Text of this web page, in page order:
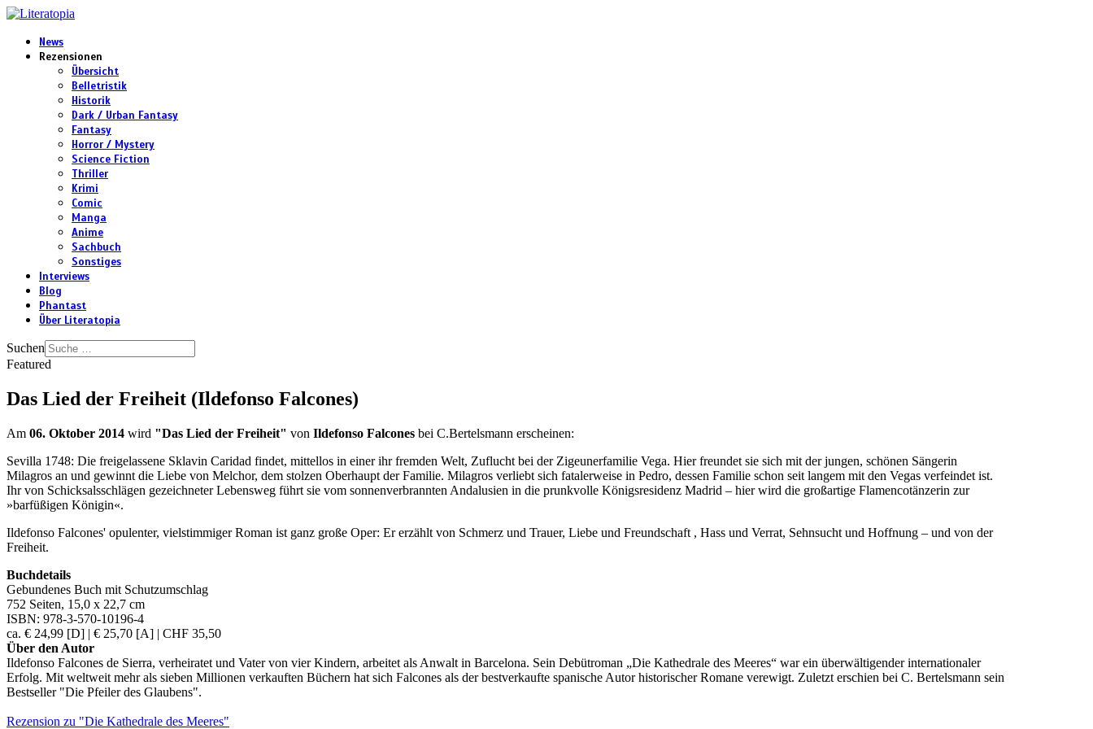
News
Rezensionen
Übersicht
Belletristik
Historik
Dark / Urban Fantasy
Fantasy
Horror / Mystery
Science Fiction
Thriller
Krimi
Comic
Manga
Anime
Sachbuch
Sonstiges
Interviews
Blog
Phantast
Über Literatopia
Suchen
Featured
Das Lied der Freiheit (Ildefonso Falcones)
Am 06. Oktober 2014 wird "Das Lied der Freiheit" von Ildefonso Falcones bei C.Bertelsmann erscheinen:
Sevilla 1748: Die freigelassene Sklavin Caridad findet, mittellos in einer ihr fremden Welt, Zuflucht bei der Zigeunerfamilie Vega. Hier freundet sie sich mit der jungen, schönen Sängerin
Milagros an und gewinnt die Liebe von Melchor, dem stolzen Oberhaupt der Familie. Milagros verliebt sich fatalerweise in Pedro, dessen Familie schon seit langem mit den Vegas verfeindet ist.
Ihr von Schicksalsschlägen gezeichneter Lebensweg führt sie vom sonnenverbrannten Andalusien in die prunkvolle Königsresidenz Madrid – hier wird die großartige Flamencotänzerin zur
»barfüßigen Königin«.
Ildefonso Falcones' opulenter, vielstimmiger Roman ist ganz große Oper: Er erzählt von Schmerz und Trauer, Liebe und Freundschaft , Hass und Verrat, Sehnsucht und Hoffnung – und von der
Freiheit.
Buchdetails
Gebundenes Buch mit Schutzumschlag
752 Seiten, 15,0 x 22,7 cm
ISBN: 978-3-570-10196-4
ca. € 24,99 [D] | € 25,70 [A] | CHF 35,50
Über den Autor
Ildefonso Falcones de Sierra, verheiratet und Vater von vier Kindern, arbeitet als Anwalt in Barcelona. Sein Debütroman „Die Kathedrale des Meeres“ war ein überwältigender internationaler
Erfolg. Mit weltweit mehr als sieben Millionen verkauften Büchern hat sich Falcones als der bestverkaufte spanische Autor historischer Romane verewigt. Zuletzt erschien bei C. Bertelsmann sein
Bestseller "Die Pfeiler des Glaubens".
Rezension zu "Die Kathedrale des Meeres"